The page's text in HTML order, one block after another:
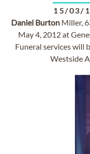
15/03/
Daniel Burton Miller,
May 4, 2012 at
Funeral services will
Westside